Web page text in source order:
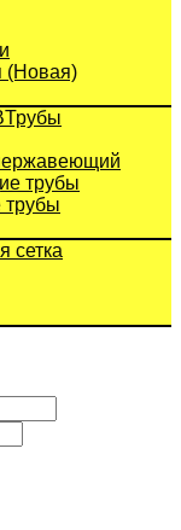
(Новая)
Трубы
сетка